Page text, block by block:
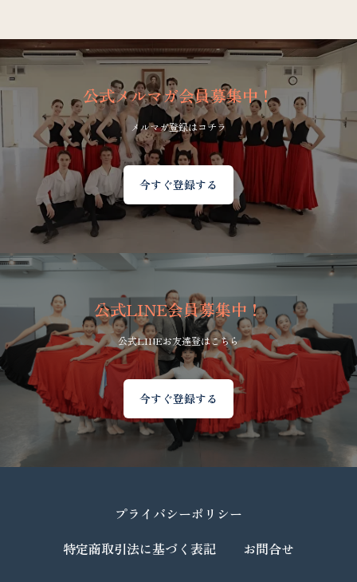
公式メルマガ会員募集中！
メルマガ登録はコチラ
今すぐ登録する
公式LINE会員募集中！
公式LINEお友達登はこちら
今すぐ登録する
プライバシーポリシー
特定商取引法に基づく表記
お問合せ